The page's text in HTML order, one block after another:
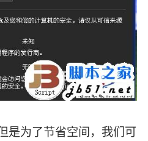
是为了节省空间，我们可